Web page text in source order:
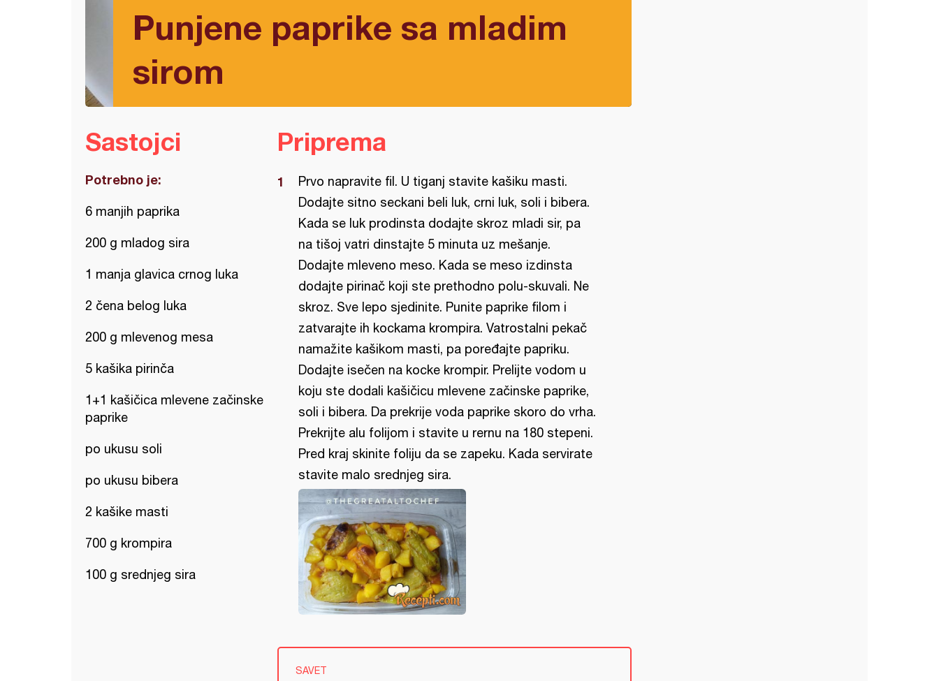
Punjene paprike sa mladim
sirom
Sastojci
Potrebno je:
6 manjih paprika
200 g mladog sira
1 manja glavica crnog luka
2 čena belog luka
200 g mlevenog mesa
5 kašika pirinča
1+1 kašičica mlevene začinske
paprike
po ukusu soli
po ukusu bibera
2 kašike masti
700 g krompira
100 g srednjeg sira
Priprema
Prvo napravite fil. U tiganj stavite kašiku masti.
Dodajte sitno seckani beli luk, crni luk, soli i bibera.
Kada se luk prodinsta dodajte skroz mladi sir, pa
na tišoj vatri dinstajte 5 minuta uz mešanje.
Dodajte mleveno meso. Kada se meso izdinsta
dodajte pirinač koji ste prethodno polu-skuvali. Ne
skroz. Sve lepo sjedinite. Punite paprike filom i
zatvarajte ih kockama krompira. Vatrostalni pekač
namažite kašikom masti, pa poređajte papriku.
Dodajte isečen na kocke krompir. Prelijte vodom u
koju ste dodali kašičicu mlevene začinske paprike,
soli i bibera. Da prekrije voda paprike skoro do vrha.
Prekrijte alu folijom i stavite u rernu na 180 stepeni.
Pred kraj skinite foliju da se zapeku. Kada servirate
stavite malo srednjeg sira.
SAVET